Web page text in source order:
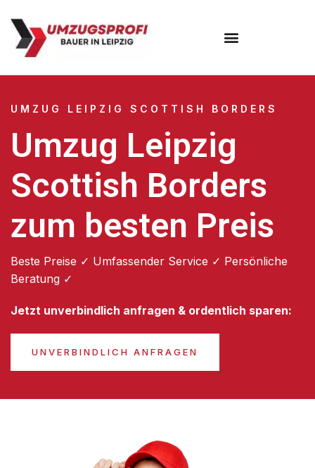
UMZUG LEIPZIG SCOTTISH BORDERS
Umzug Leipzig
Scottish Borders
zum besten Preis
Beste Preise ✓ Umfassender Service ✓ Persönliche
Beratung ✓
Jetzt unverbindlich anfragen & ordentlich sparen:
UNVERBINDLICH ANFRAGEN